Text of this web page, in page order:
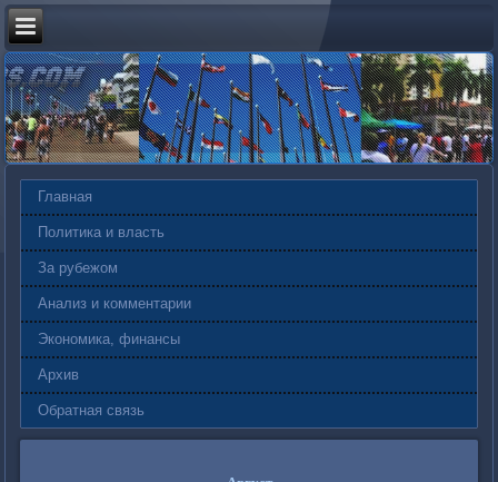
Главная
Политика и власть
За рубежом
Анализ и комментарии
Экономика, финансы
Архив
Обратная связь